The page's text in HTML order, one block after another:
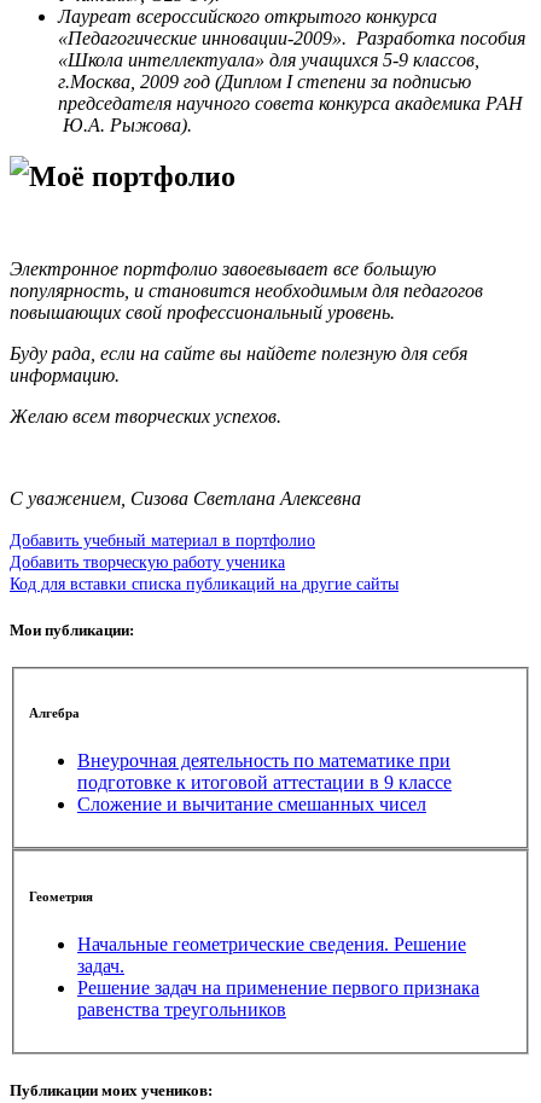
Лауреат всероссийского открытого конкурса
«Педагогические инновации-2009». Разработка пособия
«Школа интеллектуала» для учащихся 5-9 классов,
г.Москва, 2009 год (Диплом I степени за подписью
председателя научного совета конкурса академика РАН
Ю.А. Рыжова).
Моё портфолио
Электронное портфолио завоевывает все большую
популярность, и становится необходимым для педагогов
повышающих свой профессиональный уровень.
Буду рада, если на сайте вы найдете полезную для себя
информацию.
Желаю всем творческих успехов.
С уважением, Сизова Светлана Алексевна
Добавить учебный материал в портфолио
Добавить творческую работу ученика
Код для вставки списка публикаций на другие сайты
Мои публикации:
Алгебра
Внеурочная деятельность по математике при
подготовке к итоговой аттестации в 9 классе
Сложение и вычитание смешанных чисел
Геометрия
Начальные геометрические сведения. Решение
задач.
Решение задач на применение первого признака
равенства треугольников
Публикации моих учеников: